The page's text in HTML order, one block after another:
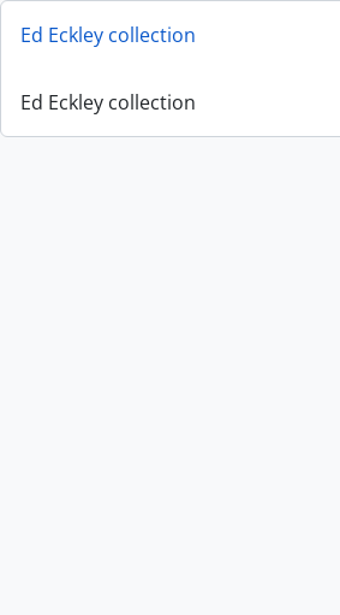
Ed Eckley collection
Ed Eckley collection